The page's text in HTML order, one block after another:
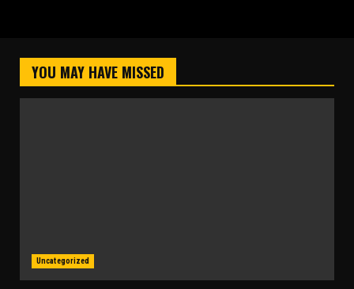
YOU MAY HAVE MISSED
Uncategorized